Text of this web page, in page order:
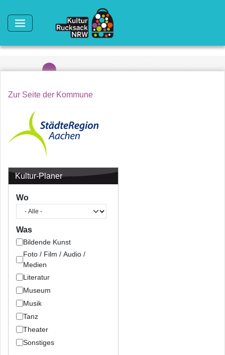
Zur Seite der Kommune
Kultur-Planer
Wo
Was
Bildende Kunst
Foto / Film / Audio /
Medien
Literatur
Museum
Musik
Tanz
Theater
Sonstiges